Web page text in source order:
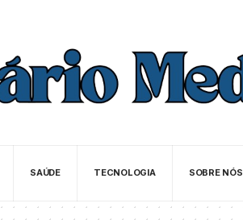
SAÚDE TECNOLOGIA SOBRE NÓS